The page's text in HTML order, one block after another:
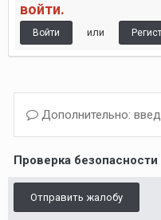
войти.
Войти или
Дополнительно:
Проверка безопасности
Отправить жалобу